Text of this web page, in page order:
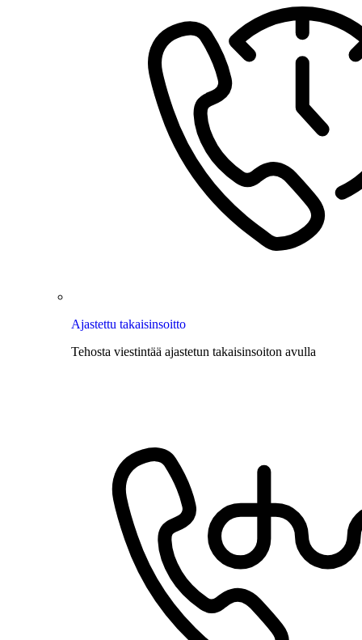
Ajastettu takaisinsoitto
Tehosta viestintää ajastetun takaisinsoiton avulla